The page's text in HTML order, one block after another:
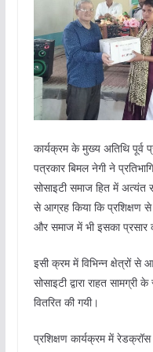
कार्यक्रम के मुख्य अतिथि पूर्व
पत्रकार बिमल नेगी ने
सोसाइटी समाज हित में अत्यंत
से आग्रह किया कि प्रशिक्षण से
और समाज में भी इसका प्रसार
इसी क्रम में विभिन्न क्षेत्रों से
सोसाइटी द्वारा राहत
वितरित की गयी।
प्रशिक्षण कार्यक्रम में